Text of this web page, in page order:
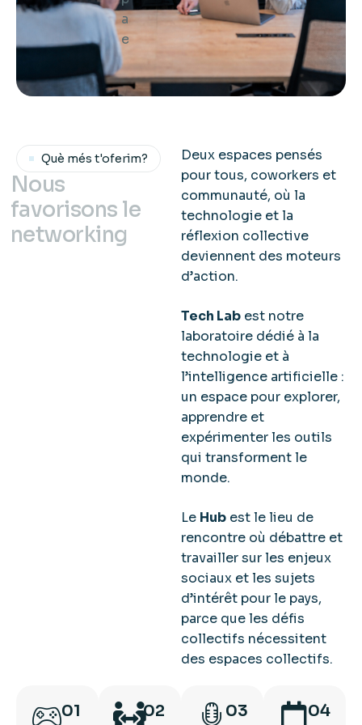
au même
endroit.
Què més t'oferim?
Nous
favorisons le
networking
Deux espaces pensés
pour tous, coworkers et
communauté, où la
technologie et la
réflexion collective
deviennent des moteurs
d’action.
Tech Lab est notre
laboratoire dédié à la
technologie et à
l’intelligence artificielle :
un espace pour explorer,
apprendre et
expérimenter les outils
qui transforment le
monde.
Le Hub est le lieu de
rencontre où débattre et
travailler sur les enjeux
sociaux et les sujets
d’intérêt pour le pays,
parce que les défis
collectifs nécessitent
des espaces collectifs.
01 02 03 04